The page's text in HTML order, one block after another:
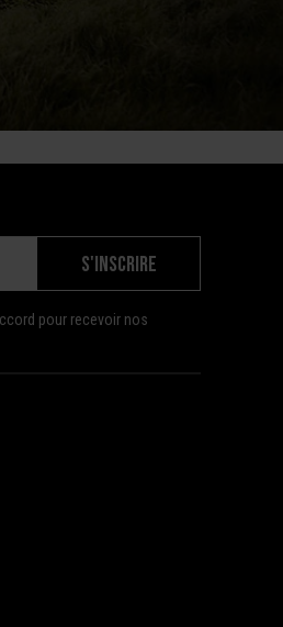
S'INSCRIRE
pour recevoir nos